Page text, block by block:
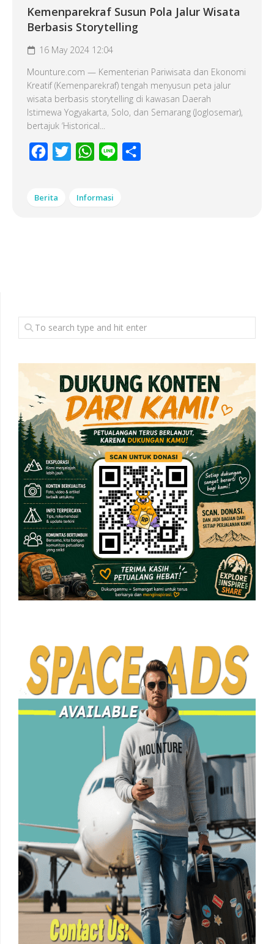
Kemenparekraf Susun Pola Jalur Wisata
Berbasis Storytelling
16 May 2024 12:04
Mounture.com — Kementerian Pariwisata dan Ekonomi
Kreatif (Kemenparekraf) tengah menyusun peta jalur
wisata berbasis storytelling di kawasan Daerah
Istimewa Yogyakarta, Solo, dan Semarang (Joglosemar),
bertajuk ‘Historical...
Facebook
Twitter WhatsApp
Line
Berita Informasi